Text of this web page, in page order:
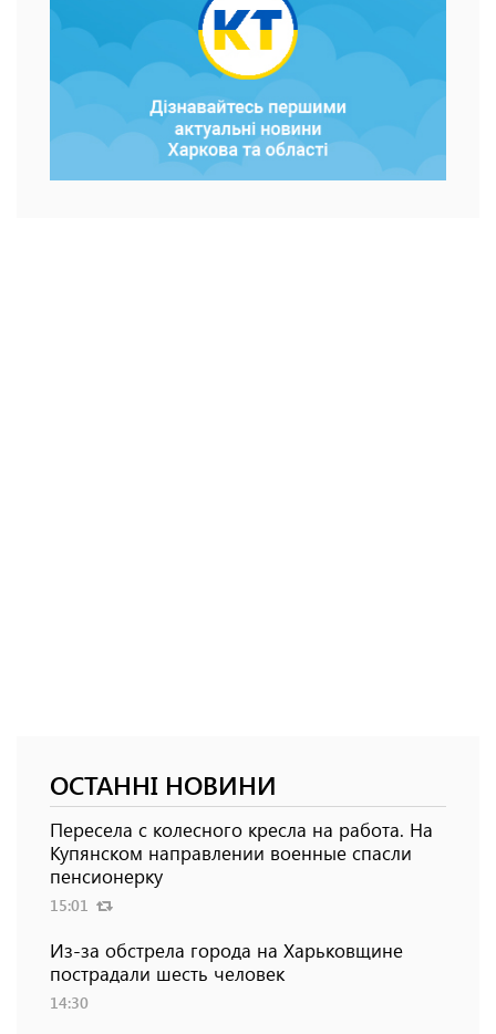
ОСТАННІ НОВИНИ
Пересела с колесного кресла на работа. На
Купянском направлении военные спасли
пенсионерку
15:01
Из-за обстрела города на Харьковщине
пострадали шесть человек
14:30